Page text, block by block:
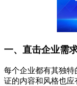
一、直击企业需
每个企业都有其独
证的内容和风格也应